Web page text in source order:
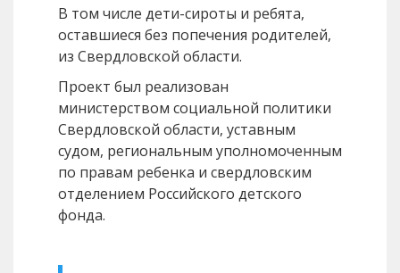
В том числе дети-сироты и ребята,
оставшиеся без попечения родителей,
из Свердловской области.
Проект был реализован
министерством социальной политики
Свердловской области, уставным
судом, региональным уполномоченным
по правам ребенка и свердловским
отделением Российского детского
фонда.